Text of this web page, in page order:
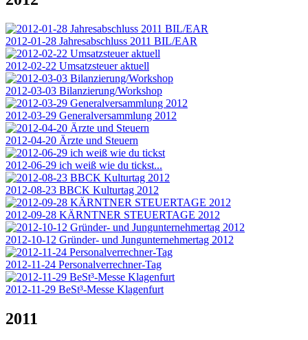
2012-01-28 Jahresabschluss 2011 BIL/EAR
2012-02-22 Umsatzsteuer aktuell
2012-03-03 Bilanzierung/Workshop
2012-03-29 Generalversammlung 2012
2012-04-20 Ärzte und Steuern
2012-06-29 ich weiß wie du tickst...
2012-08-23 BBCK Kulturtag 2012
2012-09-28 KÄRNTNER STEUERTAGE 2012
2012-10-12 Gründer- und Jungunternehmertag 2012
2012-11-24 Personalverrechner-Tag
2012-11-29 BeSt³-Messe Klagenfurt
2011